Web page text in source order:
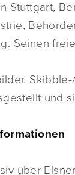
Stuttgart,
Seinen
und
über